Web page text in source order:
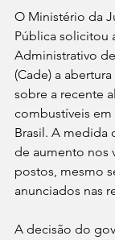
O Ministério da
Pública solicitou
Administrativo
(Cade) a
sobre a recente
combustíveis
Brasil. A medida
de aumento nos
postos, mesmo
anunciados nas
A decisão do